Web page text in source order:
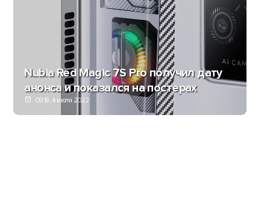
Nubia Red Magic 7S Pro получил дату
анонса и показался на постерах
09:18, 4 июля 2022